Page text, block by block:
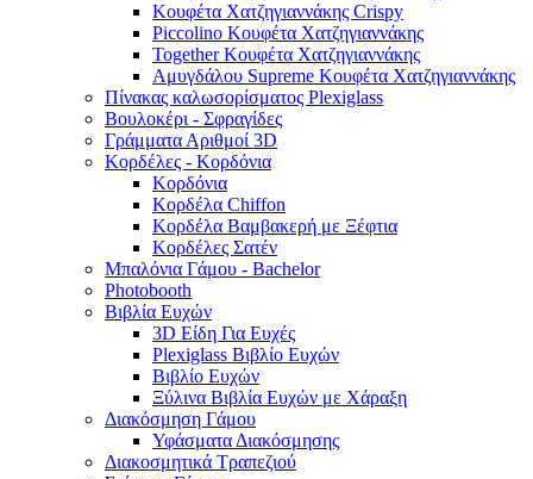
Κουφέτα Χατζηγιαννάκης Crispy
Piccolino Κουφέτα Χατζηγιαννάκης
Together Κουφέτα Χατζηγιαννάκης
Αμυγδάλου Supreme Κουφέτα Χατζηγιαννάκης
Πίνακας καλωσορίσματος Plexiglass
Βουλοκέρι - Σφραγίδες
Γράμματα Αριθμοί 3D
Κορδέλες - Κορδόνια
Κορδόνια
Κορδέλα Chiffon
Κορδέλα Βαμβακερή με Ξέφτια
Κορδέλες Σατέν
Μπαλόνια Γάμου - Bachelor
Photobooth
Βιβλία Ευχών
3D Είδη Για Ευχές
Plexiglass Βιβλίο Ευχών
Βιβλίο Ευχών
Ξύλινα Βιβλία Ευχών με Χάραξη
Διακόσμηση Γάμου
Υφάσματα Διακόσμησης
Διακοσμητικά Τραπεζιού